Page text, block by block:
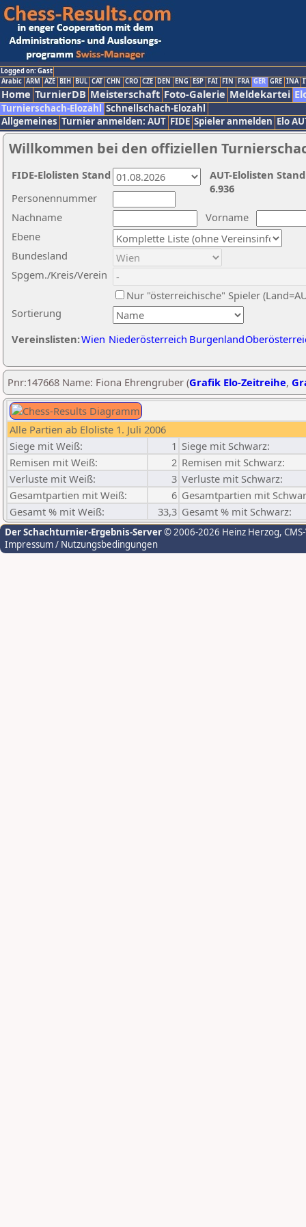
Logged on: Gast
Arabic ARM AZE BIH BUL CAT CHN CRO CZE DEN ENG ESP FAI FIN FRA GER GRE INA
Home TurnierDB Meisterschaft Foto-Galerie Meldekartei
Turnierschach-Elozahl Schnellschach-Elozahl
Allgemeines Turnier anmelden: AUT FIDE Spieler anmelden Elo
Willkommen bei den offiziellen
Nachname
Vorname
Ebene
Sortierung
Personennummer
Bundesland
Spgem./Kreis/Verein
Nur "österreichische" Spieler
Vereinslisten:Wien Niederösterreich Burgenland
AUT-Elolisten
6.936
FIDE-Elolisten Stand
Pnr:147668 Name: Fiona Ehrengruber (Grafik Elo-Zeitreihe,
Alle Partien ab Eloliste 1. Juli 2006
Siege mit Weiß:
1 Siege mit Schwarz:
Remisen mit Weiß:
2 Remisen mit Schwarz:
Verluste mit Weiß:
3 Verluste mit Schwarz:
Gesamtpartien mit Weiß:
6 Gesamtpartien mit
Gesamt % mit Weiß:
33,3 Gesamt % mit Schwarz:
Der Schachturnier-Ergebnis-Server© 2006-2026 Heinz Herzog,
Impressum / Nutzungsbedingungen